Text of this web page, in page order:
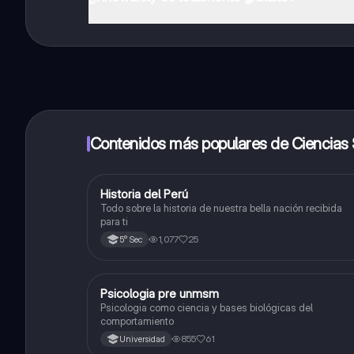
inmeditamente. Puedes ganar dinero utilizando la
Contenidos más populares de Ciencias
Ciencias Sociales
Historia del Perú
Todo sobre la historia de nuestra bella nación recibida
para ti
5° Sec 1,077 25
Ciencias Sociales
Psicologia pre unmsm
Psicologia como ciencia y bases biológicas del
comportamiento
Universidad 855 61